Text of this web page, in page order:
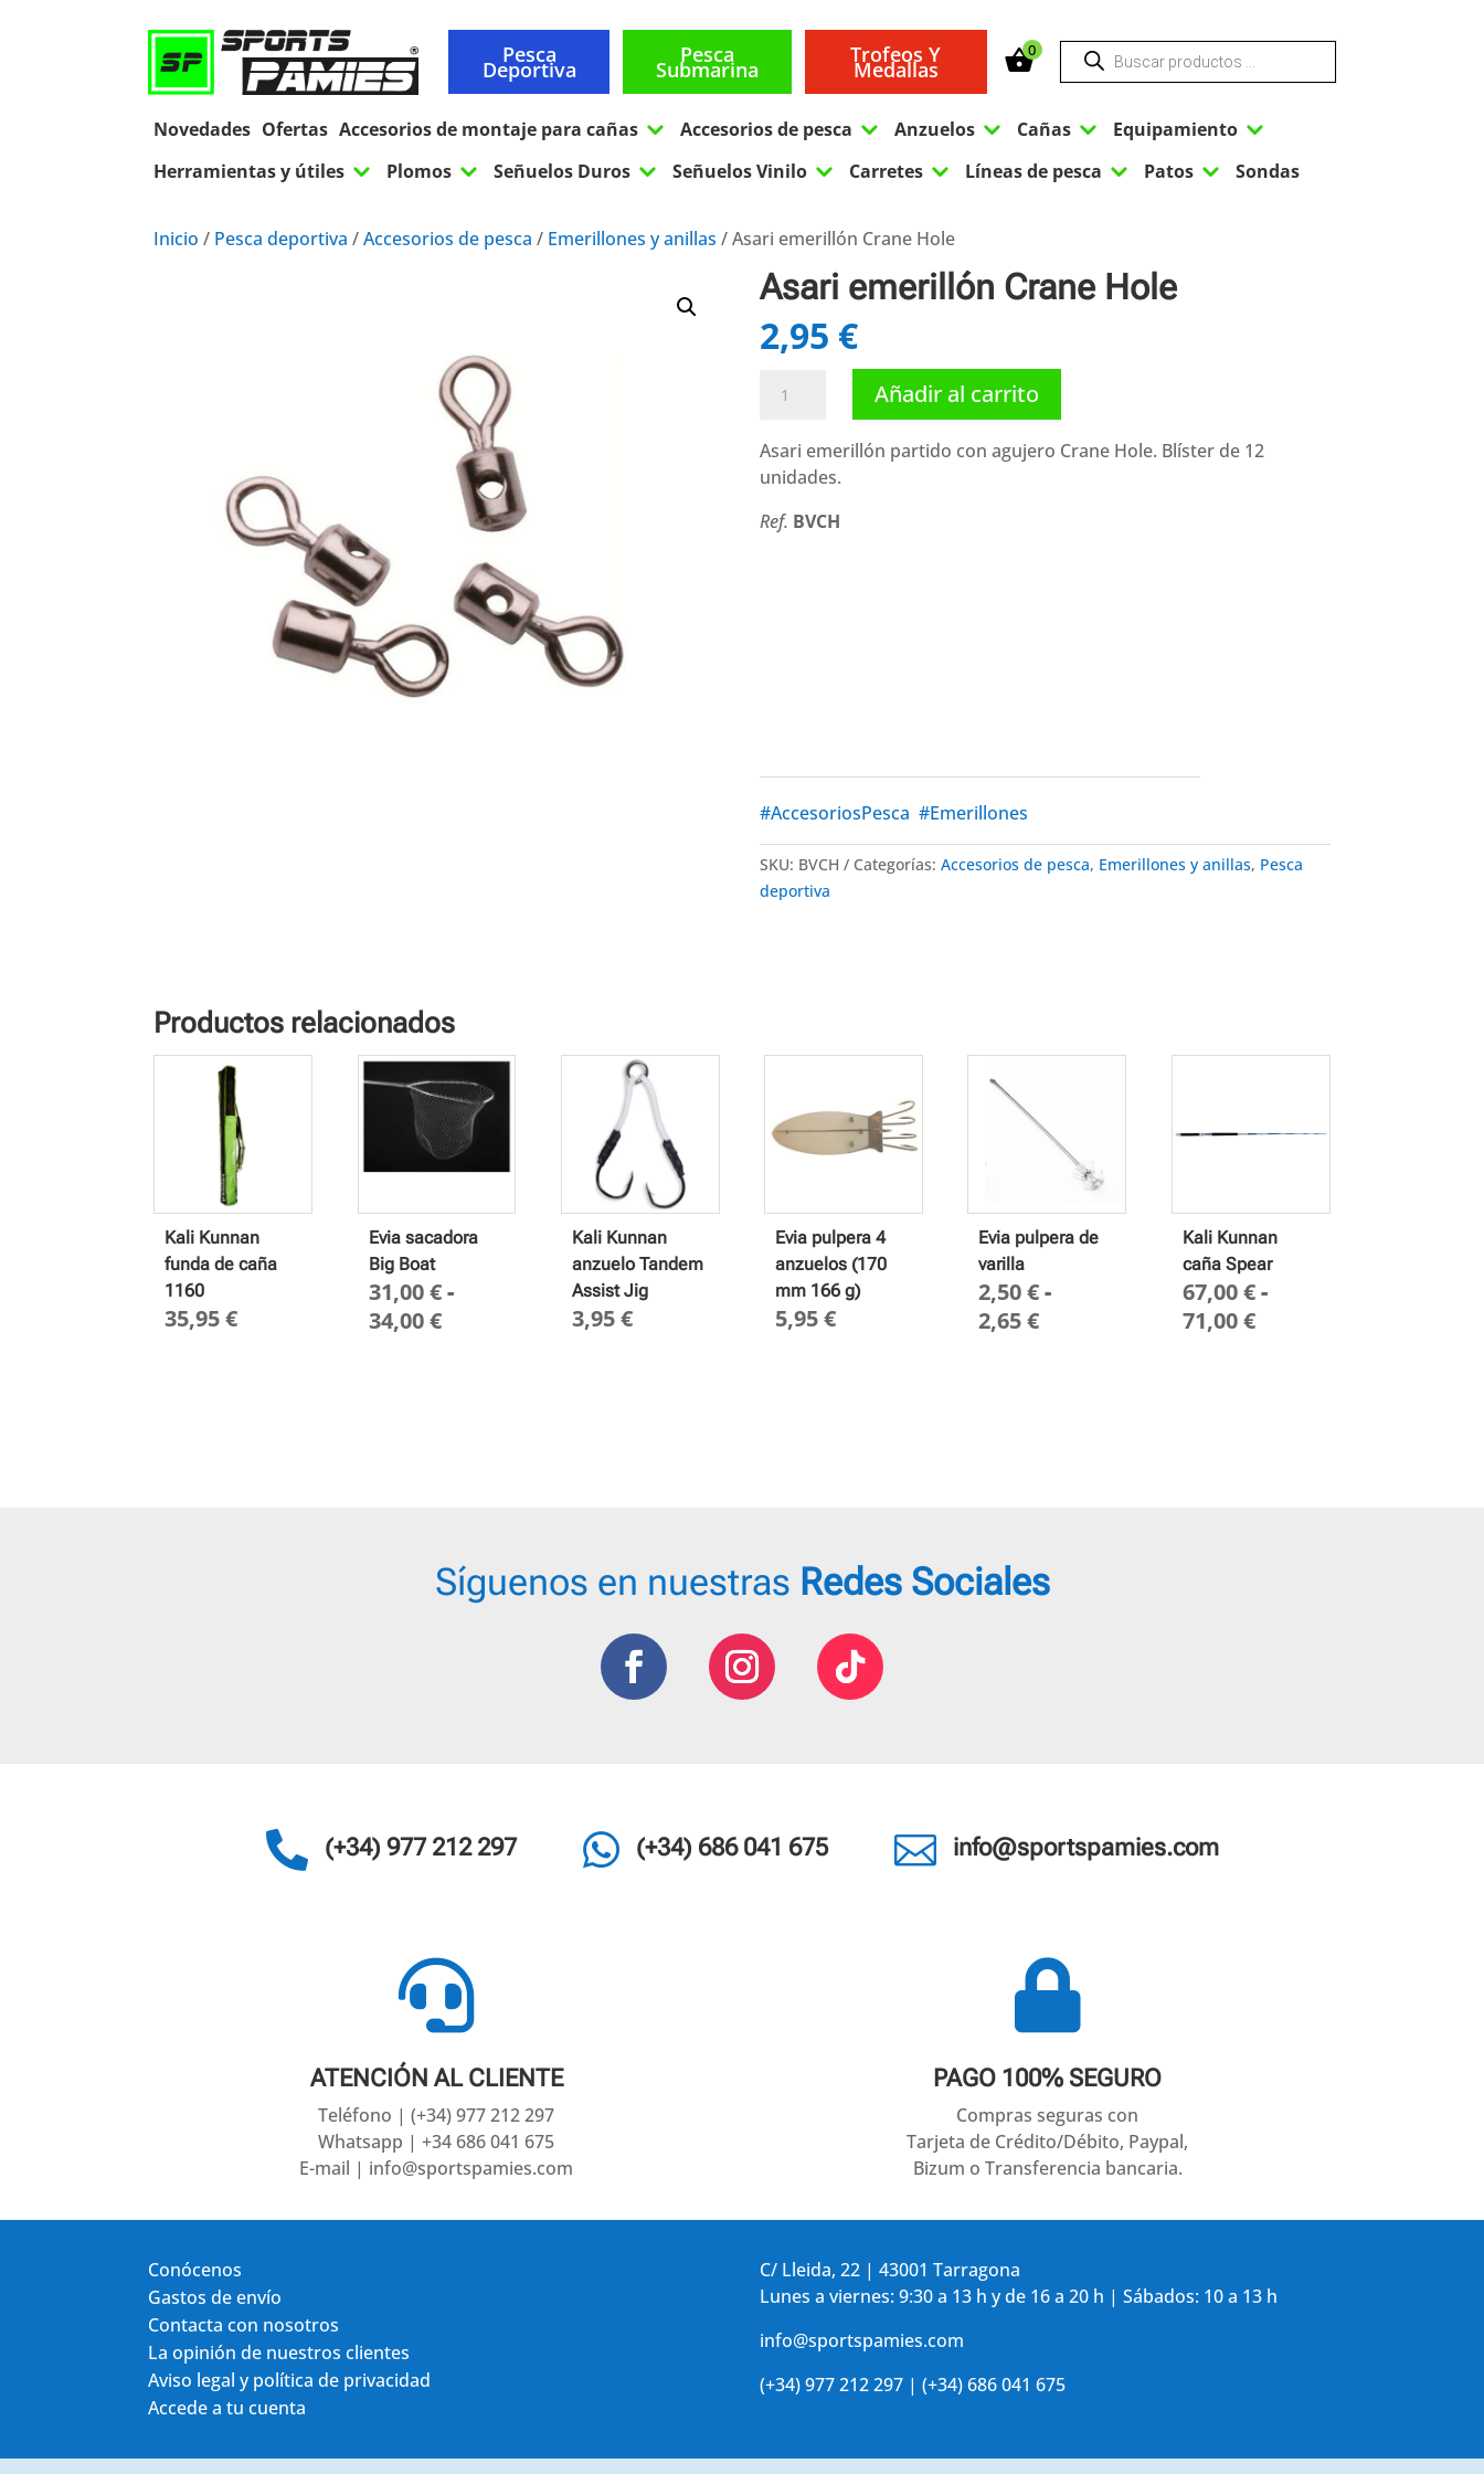
Pesca
Deportiva
Pesca
Submarina
Trofeos Y
Medallas
0 Búsqueda
productos
Novedades Ofertas Accesorios de montaje para cañas 3 Accesorios de pesca 3 Anzuelos 3 Cañas 3 Equipamiento 3
Herramientas y útiles 3 Plomos 3 Señuelos Duros 3 Señuelos Vinilo 3 Carretes 3 Líneas de pesca 3 Patos 3 Sondas
Inicio / Pesca deportiva /Accesorios de pesca / Emerillones y anillas / Asari emerillón Crane Hole
Asari emerillón Crane Hole
2,95 €
emerillón
Hole
cantidad
Añadir al carrito
Asari emerillón partido con agujero Crane Hole. Blíster de 12
unidades.
Ref. BVCH
#AccesoriosPesca #Emerillones
SKU: BVCH Categorías: Accesorios de pesca, Emerillones y anillas, Pesca
deportiva
Productos relacionados
Kali Kunnan
funda de caña
1160
35,95€
Evia sacadora
Big Boat
31,00€-
34,00€Rango
Kali Kunnan
anzuelo Tandem
Assist Jig
3,95€
Evia pulpera 4
anzuelos (170
mm 166 g)
5,95€
Evia pulpera de
varilla
2,50€ -
2,65€Rango
Kali Kunnan
caña Spear
67,00€-
71,00€Rango
Síguenos en nuestras Redes Sociales
 (+34) 977 212 297  (+34) 686 041 675  info@sportspamies.com

ATENCIÓN AL CLIENTE
Teléfono | (+34) 977 212 297
Whatsapp | +34 686 041 675
E-mail | info@sportspamies.com

PAGO 100% SEGURO
Compras seguras con
Tarjeta de Crédito/Débito, Paypal,
Bizum o Transferencia bancaria.
Conócenos
Gastos de envío
Contacta con nosotros
La opinión de nuestros clientes
Aviso legal y política de privacidad
Accede a tu cuenta
C/ Lleida, 22 | 43001 Tarragona
Lunes a viernes: 9:30 a 13 h y de 16 a 20 h | Sábados: 10 a 13 h
info@sportspamies.com
(+34) 977 212 297 | (+34) 686 041 675